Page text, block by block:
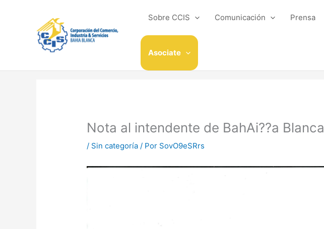
Sobre CCIS Comunicación Prensa
Asociate
Nota al intendente de BahAi??a Blanca
/ Sin categoría / Por SovO9eSRrs